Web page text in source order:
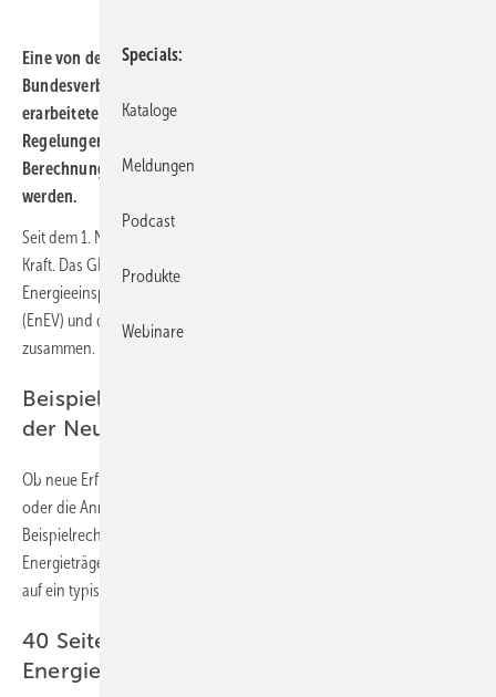
Eine von der HEA-Fachgemeinschaft gemeinsam mit dem
Bundesverband der Energie- und Wasserwirtschaft e. V. (BDEW)
erarbeitete Anwendungshilfe veranschaulicht die neuen
Regelungen des GEG anhand von Praxis- und
Berechnungsbeispielen und kann ab sofort im HEA-Shop bestellt
werden.
Seit dem 1. November 2020 ist das Gebäudeenergiegesetz (GEG) in
Kraft. Das GEG führt die bisherigen Regelungen aus dem
Energieeinsparungsgesetz (EnEG), der Energieeinsparverordnung
(EnEV) und dem Erneuerbare-Energien-Wärmegesetz (EEWärmeG)
zusammen.
Beispielrechnungen zeigen die Wirkung
der Neuregelungen
Ob neue Erfüllungsoptionen für die Nutzung Erneuerbarer Energien
oder die Anrechnung von selbst erzeugtem PV-Strom:
Beispielrechnungen unterschiedlicher Anlagen- und
Energieträgerkombinationen zeigen die Wirkung der Neuregelungen
auf ein typisches Neubau-Einfamilienhaus mit 150m² Wohnfläche.
40 Seiten zur Orientierung für
Energiedienstleister
Specials
Kataloge
Meldungen
Podcast
Produkte
Webinare